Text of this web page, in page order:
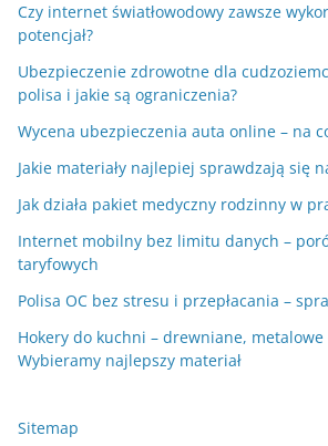
Czy internet światłowodowy zawsze
potencjał?
Ubezpieczenie zdrowotne dla
polisa i jakie są ograniczenia?
Wycena ubezpieczenia auta online – na
Jakie materiały najlepiej sprawdzają się
Jak działa pakiet medyczny rodzinny w
Internet mobilny bez limitu danych –
taryfowych
Polisa OC bez stresu i przepłacania –
Hokery do kuchni – drewniane,
Wybieramy najlepszy materiał
Sitemap